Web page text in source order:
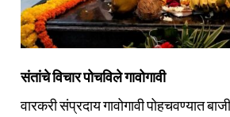
संतांचे विचार पोचविले गावोगावी
वारकरी संप्रदाय गावोगावी पोहचवण्यात